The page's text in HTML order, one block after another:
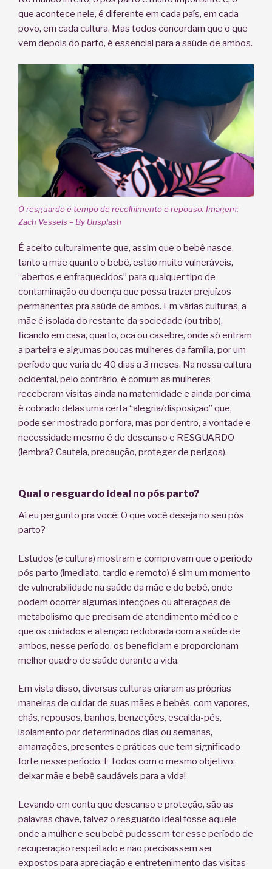
que acontece nele, é diferente em cada país, em cada
povo, em cada cultura. Mas todos concordam que o que
vem depois do parto, é essencial para a saúde de ambos.
O resguardo é tempo de recolhimento e repouso. Imagem:
Zach Vessels – By Unsplash
É aceito culturalmente que, assim que o bebê nasce,
tanto a mãe quanto o bebê, estão muito vulneráveis,
“abertos e enfraquecidos” para qualquer tipo de
contaminação ou doença que possa trazer prejuízos
permanentes pra saúde de ambos. Em várias culturas, a
mãe é isolada do restante da sociedade (ou tribo),
ficando em casa, quarto, oca ou casebre, onde só entram
a parteira e algumas poucas mulheres da família, por um
período que varia de 40 dias a 3 meses. Na nossa cultura
ocidental, pelo contrário, é comum as mulheres
receberam visitas ainda na maternidade e ainda por cima,
é cobrado delas uma certa “alegria/disposição” que,
pode ser mostrado por fora, mas por dentro, a vontade e
necessidade mesmo é de descanso e RESGUARDO
(lembra? Cautela, precaução, proteger de perigos).
Qual o resguardo ideal no pós parto?
Aí eu pergunto pra você: O que você deseja no seu pós
parto?
Estudos (e cultura) mostram e comprovam que o período
pós parto (imediato, tardio e remoto) é sim um momento
de vulnerabilidade na saúde da mãe e do bebê, onde
podem ocorrer algumas infecções ou alterações de
metabolismo que precisam de atendimento médico e
que os cuidados e atenção redobrada com a saúde de
ambos, nesse período, os beneficiam e proporcionam
melhor quadro de saúde durante a vida.
Em vista disso, diversas culturas criaram as próprias
maneiras de cuidar de suas mães e bebês, com vapores,
chás, repousos, banhos, benzeções, escalda-pés,
isolamento por determinados dias ou semanas,
amarrações, presentes e práticas que tem significado
forte nesse período. E todos com o mesmo objetivo:
deixar mãe e bebê saudáveis para a vida!
Levando em conta que descanso e proteção, são as
palavras chave, talvez o resguardo ideal fosse aquele
onde a mulher e seu bebê pudessem ter esse período de
recuperação respeitado e não precisassem ser
expostos para apreciação e entretenimento das visitas